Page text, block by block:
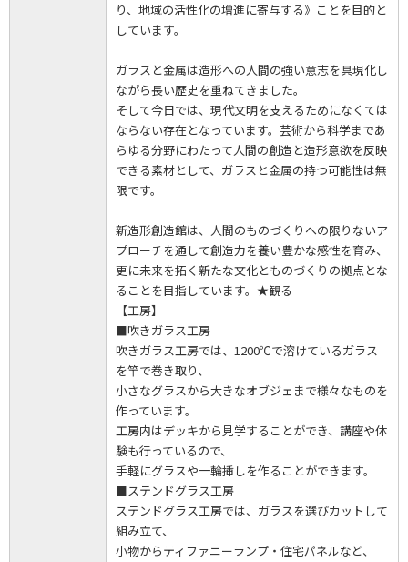
り、地域の活性化の増進に寄与する》ことを目的と
しています。
ガラスと金属は造形への人間の強い意志を具現化し
ながら長い歴史を重ねてきました。
そして今日では、現代文明を支えるためになくては
ならない存在となっています。芸術から科学まであ
らゆる分野にわたって人間の創造と造形意欲を反映
できる素材として、ガラスと金属の持つ可能性は無
限です。
新造形創造館は、人間のものづくりへの限りないア
プローチを通して創造力を養い豊かな感性を育み、
更に未来を拓く新たな文化とものづくりの拠点とな
ることを目指しています。★観る
【工房】
■吹きガラス工房
吹きガラス工房では、1200℃で溶けているガラス
を竿で巻き取り、
小さなグラスから大きなオブジェまで様々なものを
作っています。
工房内はデッキから見学することができ、講座や体
験も行っているので、
手軽にグラスや一輪挿しを作ることができます。
■ステンドグラス工房
ステンドグラス工房では、ガラスを選びカットして
組み立て、
小物からティファニーランプ・住宅パネルなど、